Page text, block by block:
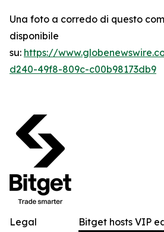
Una foto a corredo di questo
disponibile
su: https://
d240-49f8-809c-c00b98173db9
Bitget hosts VIP
Legal